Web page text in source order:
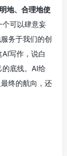
地、合理地使
个可以肆意妄
务于我们的创
写作，说白
底线。AI给
终的航向，还